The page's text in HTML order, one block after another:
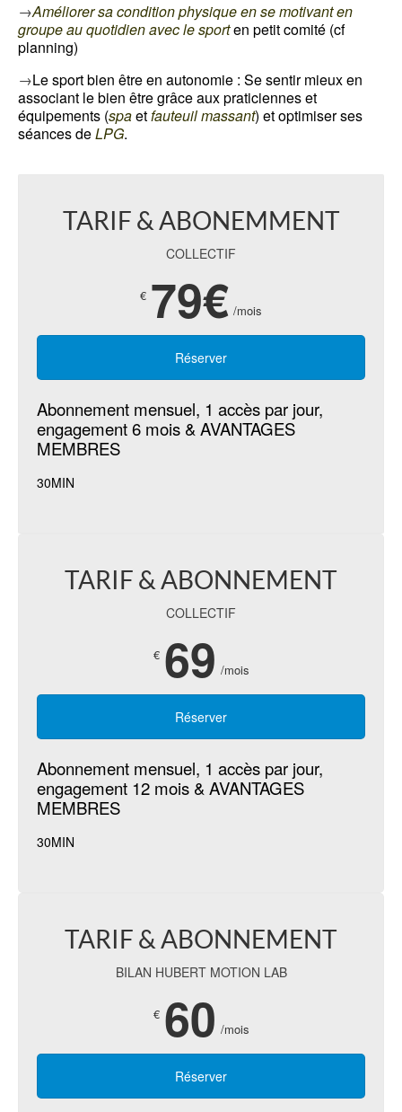
→Améliorer sa condition physique en se motivant en
groupe au quotidien avec le sporten petit comité (cf
planning)
→Le sport bien être en autonomie : Se sentir mieux en
associant le bien être grâce aux praticiennes et
équipements (spaetfauteuil massant) et optimiser ses
séances deLPG.
TARIF & ABONEMMENT
COLLECTIF
€ 79€ /mois
Réserver
Abonnement mensuel, 1 accès par jour,
engagement 6 mois & AVANTAGES
MEMBRES
30MIN
TARIF & ABONNEMENT
COLLECTIF
€ 69 /mois
Réserver
Abonnement mensuel, 1 accès par jour,
engagement 12 mois & AVANTAGES
MEMBRES
30MIN
TARIF & ABONNEMENT
BILAN HUBERT MOTION LAB
€ 60 /mois
Réserver